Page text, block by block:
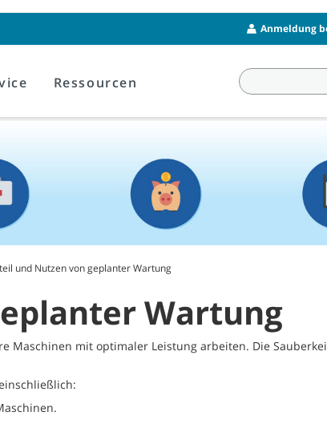
Anmeldung
Ressourcen
und Nutzen von geplanter Wartung
Wartung
Maschinen mit optimaler Leistung arbeiten. Die